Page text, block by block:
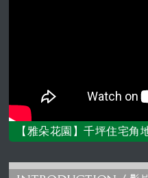
【雅朵花園】千坪住宅